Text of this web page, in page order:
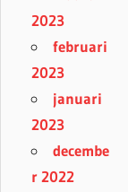
2023
februari
2023
januari
2023
decembe
r 2022